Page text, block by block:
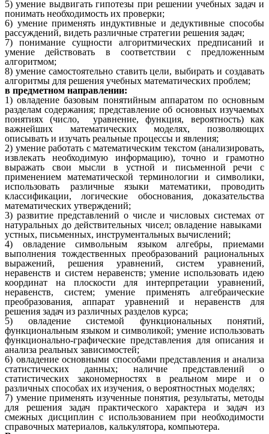
5) умение выдвигать гипотезы при решении учебных задач и
понимать необходимость их проверки;
6) умение применять индуктивные и дедуктивные способы
рассуждений, видеть различные стратегии решения задач;
7) понимание сущности алгоритмических предписаний и
умение действовать в соответствии с предложенным
алгоритмом;
8) умение самостоятельно ставить цели, выбирать и создавать
алгоритмы для решения учебных математических проблем;
в предметном направлении:
1) овладение базовым понятийным аппаратом по основным
разделам содержания; представление об основных изучаемых
понятиях (число, уравнение, функция, вероятность) как
важнейших математических моделях, позволяющих
описывать и изучать реальные процессы и явления;
2) умение работать с математическим текстом (анализировать,
извлекать необходимую информацию), точно и грамотно
выражать свои мысли в устной и письменной речи с
применением математической терминологии и символики,
использовать различные языки математики, проводить
классификации, логические обоснования, доказательства
математических утверждений;
3) развитие представлений о числе и числовых системах от
натуральных до действительных чисел; овладение навыками
устных, письменных, инструментальных вычислений;
4) овладение символьным языком алгебры, приемами
выполнения тождественных преобразований рациональных
выражений, решения уравнений, систем уравнений,
неравенств и систем неравенств; умение использовать идею
координат на плоскости для интерпретации уравнений,
неравенств, систем; умение применять алгебраические
преобразования, аппарат уравнений и неравенств для
решения задач из различных разделов курса;
5) овладение системой функциональных понятий,
функциональным языком и символикой; умение использовать
функционально-графические представления для описания и
анализа реальных зависимостей;
6) овладение основными способами представления и анализа
статистических данных; наличие представлений о
статистических закономерностях в реальном мире и о
различных способах их изучения, о вероятностных моделях;
7) умение применять изученные понятия, результаты, методы
для решения задач практического характера и задач из
смежных дисциплин с использованием при необходимости
справочных материалов, калькулятора, компьютера.